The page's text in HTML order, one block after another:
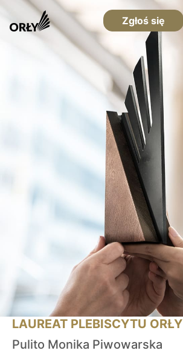
Zgłoś się
LAUREAT PLEBISCYTU ORŁY
Pulito Monika Piwowarska